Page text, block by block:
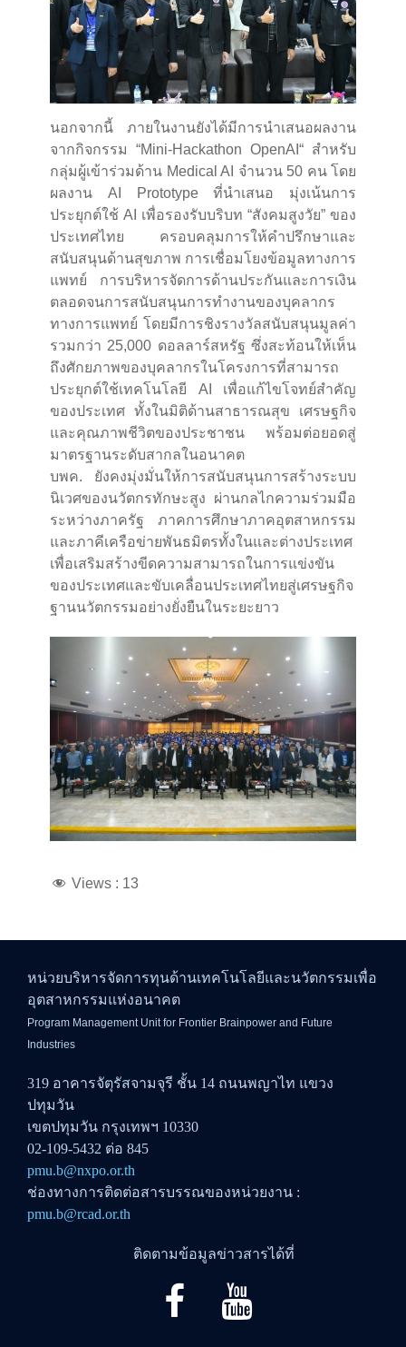
นอกจากนี้ ภายในงานยังได้มีการนำเสนอผลงาน
จากกิจกรรม “Mini-Hackathon OpenAI“ สำหรับ
กลุ่มผู้เข้าร่วมด้าน Medical AI จำนวน 50 คน โดย
ผลงาน AI Prototype ที่นำเสนอ มุ่งเน้นการ
ประยุกต์ใช้ AI เพื่อรองรับบริบท “สังคมสูงวัย” ของ
ประเทศไทย ครอบคลุมการให้คำปรึกษาและ
สนับสนุนด้านสุขภาพ การเชื่อมโยงข้อมูลทางการ
แพทย์ การบริหารจัดการด้านประกันและการเงิน
ตลอดจนการสนับสนุนการทำงานของบุคลากร
ทางการแพทย์ โดยมีการชิงรางวัลสนับสนุนมูลค่า
รวมกว่า 25,000 ดอลลาร์สหรัฐ ซึ่งสะท้อนให้เห็น
ถึงศักยภาพของบุคลากรในโครงการที่สามารถ
ประยุกต์ใช้เทคโนโลยี AI เพื่อแก้ไขโจทย์สำคัญ
ของประเทศ ทั้งในมิติด้านสาธารณสุข เศรษฐกิจ
และคุณภาพชีวิตของประชาชน พร้อมต่อยอดสู่
มาตรฐานระดับสากลในอนาคต
บพค. ยังคงมุ่งมั่นให้การสนับสนุนการสร้างระบบ
นิเวศของนวัตกรทักษะสูง ผ่านกลไกความร่วมมือ
ระหว่างภาครัฐ ภาคการศึกษาภาคอุตสาหกรรม
และภาคีเครือข่ายพันธมิตรทั้งในและต่างประเทศ
เพื่อเสริมสร้างขีดความสามารถในการแข่งขัน
ของประเทศและขับเคลื่อนประเทศไทยสู่เศรษฐกิจ
ฐานนวัตกรรมอย่างยั่งยืนในระยะยาว
Views : 13
หน่วยบริหารจัดการทุนด้านเทคโนโลยีและนวัตกรรมเพื่อ
อุตสาหกรรมแห่งอนาคต
Program Management Unit for Frontier Brainpower and Future
Industries
319 อาคารจัตุรัสจามจุรี ชั้น 14 ถนนพญาไท แขวง
ปทุมวัน
เขตปทุมวัน กรุงเทพฯ 10330
02-109-5432 ต่อ 845
pmu.b@nxpo.or.th
ช่องทางการติดต่อสารบรรณของหน่วยงาน :
pmu.b@rcad.or.th
ติดตามข้อมูลข่าวสารได้ที่